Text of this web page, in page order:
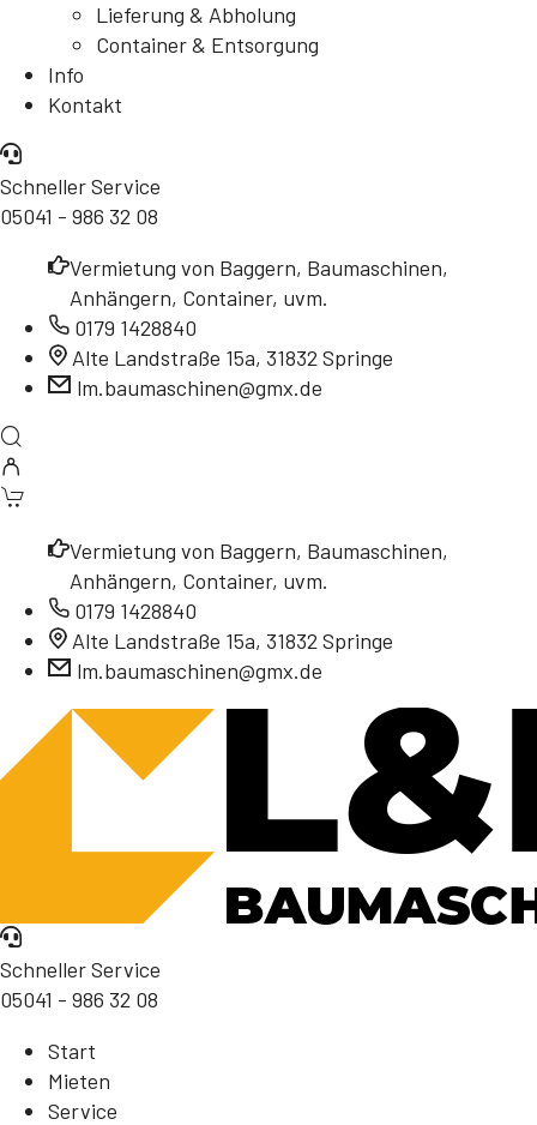
Lieferung & Abholung
Container & Entsorgung
Info
Kontakt
Schneller Service
05041 - 986 32 08
Vermietung von Baggern, Baumaschinen,
Anhängern, Container, uvm.
0179 1428840
Alte Landstraße 15a, 31832 Springe
lm.baumaschinen@gmx.de
Vermietung von Baggern, Baumaschinen,
Anhängern, Container, uvm.
0179 1428840
Alte Landstraße 15a, 31832 Springe
lm.baumaschinen@gmx.de
Schneller Service
05041 - 986 32 08
Start
Mieten
Service